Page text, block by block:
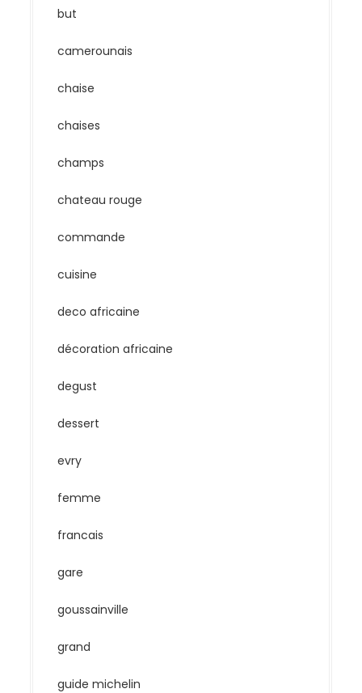
but
camerounais
chaise
chaises
champs
chateau rouge
commande
cuisine
deco africaine
décoration africaine
degust
dessert
evry
femme
francais
gare
goussainville
grand
guide michelin